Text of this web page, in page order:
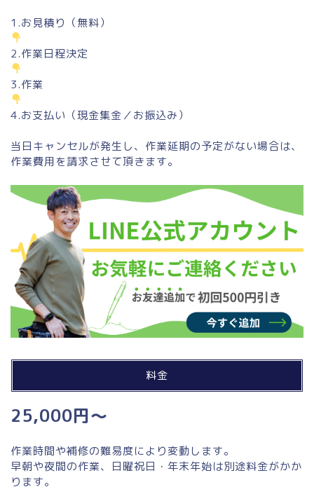
1.お見積り（無料）
2.作業日程決定
3.作業
4.お支払い（現金集金／お振込み）
当日キャンセルが発生し、作業延期の予定がない場合は、
作業費用を請求させて頂きます。
料金
25,000円～
作業時間や補修の難易度により変動します。
早朝や夜間の作業、日曜祝日・年末年始は別途料金がかか
ります。